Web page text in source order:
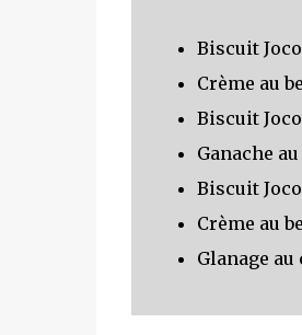
Biscuit
Crème au
Biscuit
Ganache
Biscuit
Crème au
Glanage